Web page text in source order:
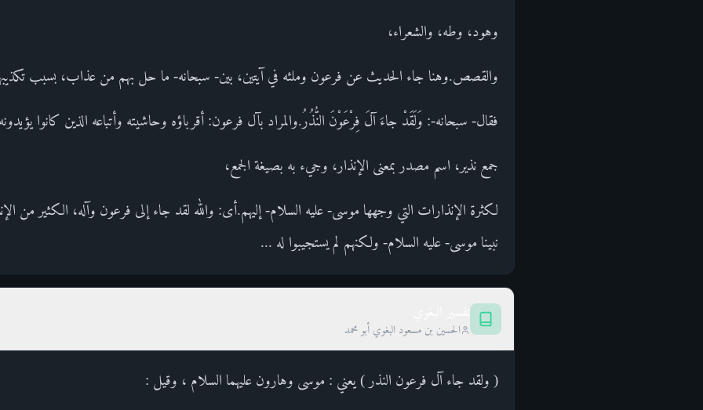
وهود، وطه، والشعراء،
والقصص.وهنا جاء الحديث عن فرعون وملئه في آيتين، بين- سبحانه- ما حل بهم من عذاب، بسبب
فقال- سبحانه-: وَلَقَدْ جاءَ آلَ فِرْعَوْنَ النُّذُرُ.والمراد بآل فرعون: أقرباؤه وحاشيته وأتباعه الذين كانوا
جمع نذير، اسم مصدر بمعنى الإنذار، وجيء به بصيغة الجمع،
لكثرة الإنذارات التي وجهها موسى- عليه السلام- إليهم.أى: والله لقد جاء إلى فرعون وآله، الكثير من
نبينا موسى- عليه السلام- ولكنهم لم يستجيبوا له ...
الحسين بن مسعود البغوي أبو محمد
( ولقد جاء آل فرعون النذر ) يعني : موسى وهارون عليهما السلام ، وقيل :